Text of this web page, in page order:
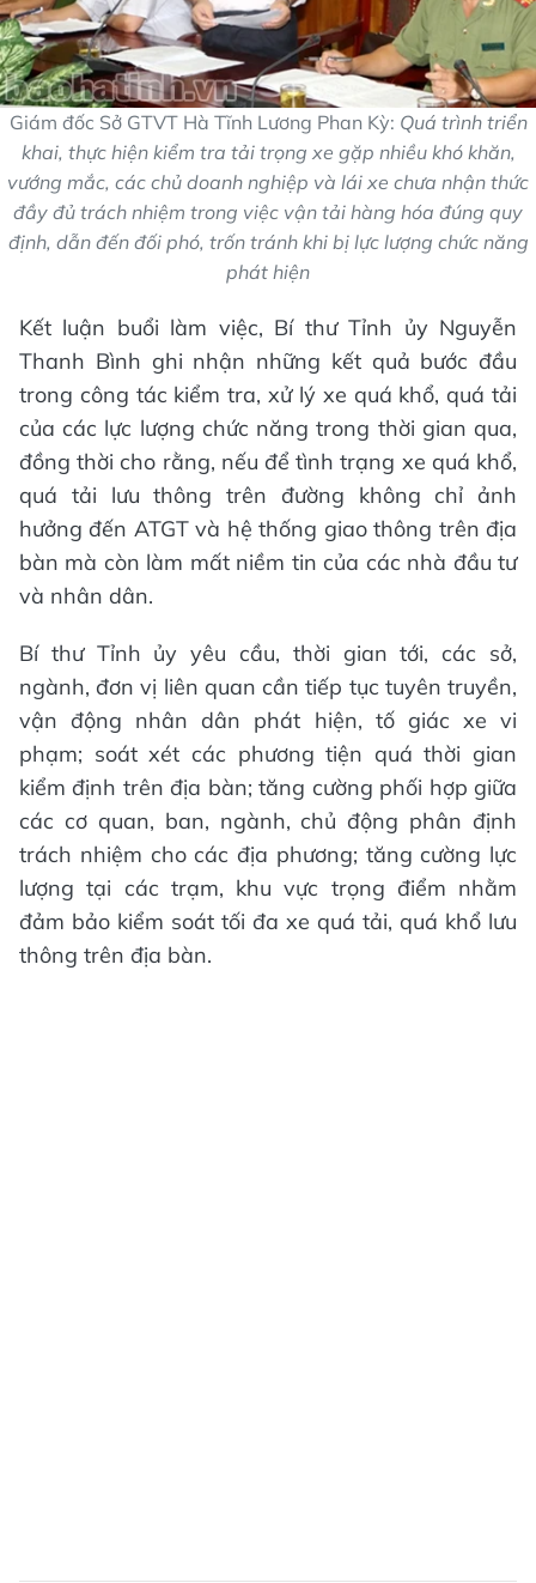
Giám đốc Sở GTVT Hà Tĩnh Lương Phan Kỳ: Quá trình triển
khai, thực hiện kiểm tra tải trọng xe gặp nhiều khó khăn,
vướng mắc, các chủ doanh nghiệp và lái xe chưa nhận thức
đầy đủ trách nhiệm trong việc vận tải hàng hóa đúng quy
định, dẫn đến đối phó, trốn tránh khi bị lực lượng chức năng
phát hiện
Kết luận buổi làm việc, Bí thư Tỉnh ủy Nguyễn
Thanh Bình ghi nhận những kết quả bước đầu
trong công tác kiểm tra, xử lý xe quá khổ, quá tải
của các lực lượng chức năng trong thời gian qua,
đồng thời cho rằng, nếu để tình trạng xe quá khổ,
quá tải lưu thông trên đường không chỉ ảnh
hưởng đến ATGT và hệ thống giao thông trên địa
bàn mà còn làm mất niềm tin của các nhà đầu tư
và nhân dân.
Bí thư Tỉnh ủy yêu cầu, thời gian tới, các sở,
ngành, đơn vị liên quan cần tiếp tục tuyên truyền,
vận động nhân dân phát hiện, tố giác xe vi
phạm; soát xét các phương tiện quá thời gian
kiểm định trên địa bàn; tăng cường phối hợp giữa
các cơ quan, ban, ngành, chủ động phân định
trách nhiệm cho các địa phương; tăng cường lực
lượng tại các trạm, khu vực trọng điểm nhằm
đảm bảo kiểm soát tối đa xe quá tải, quá khổ lưu
thông trên địa bàn.